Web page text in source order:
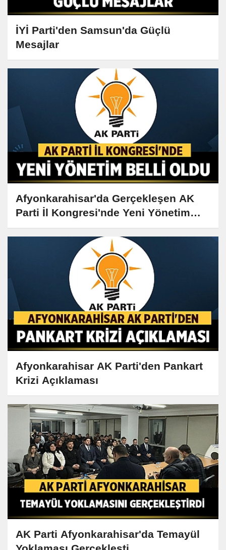
İYİ Parti'den Samsun'da Güçlü
Mesajlar
Afyonkarahisar'da Gerçekleşen AK
Parti İl Kongresi'nde Yeni Yönetim
Belli Oldu
Afyonkarahisar AK Parti'den Pankart
Krizi Açıklaması
AK Parti Afyonkarahisar'da Temayül